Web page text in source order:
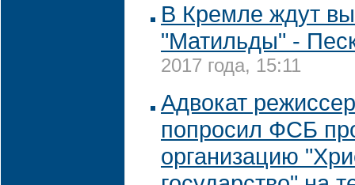
В Кремле ждут
"Матильды" -
2017 года, 15:11
Адвокат
попросил ФСБ
организацию